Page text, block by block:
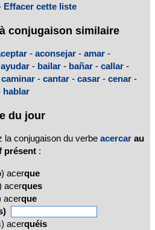
Effacer cette liste
conjugaison similaire
- aconsejar - amar -
ayudar - bailar - bañar - callar -
caminar - cantar - casar - cenar -
hablar
du jour
la conjugaison du verbe acercar au
présent :
acerque
acerques
acerque
acerquéis